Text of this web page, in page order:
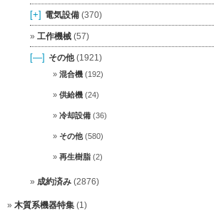
[+] 電気設備 (370)
工作機械 (57)
[—] その他(1921)
混合機 (192)
供給機 (24)
冷却設備 (36)
その他(580)
再生樹脂 (2)
成約済み (2876)
木質系機器特集 (1)